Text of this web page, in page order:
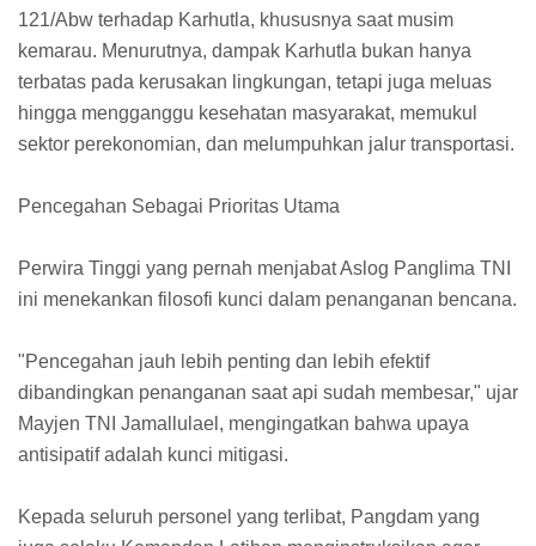
121/Abw terhadap Karhutla, khususnya saat musim
kemarau. Menurutnya, dampak Karhutla bukan hanya
terbatas pada kerusakan lingkungan, tetapi juga meluas
hingga mengganggu kesehatan masyarakat, memukul
sektor perekonomian, dan melumpuhkan jalur transportasi.
Pencegahan Sebagai Prioritas Utama
Perwira Tinggi yang pernah menjabat Aslog Panglima TNI
ini menekankan filosofi kunci dalam penanganan bencana.
"Pencegahan jauh lebih penting dan lebih efektif
dibandingkan penanganan saat api sudah membesar," ujar
Mayjen TNI Jamallulael, mengingatkan bahwa upaya
antisipatif adalah kunci mitigasi.
Kepada seluruh personel yang terlibat, Pangdam yang